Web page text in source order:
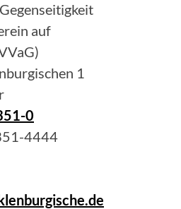
auf
1
0
4444